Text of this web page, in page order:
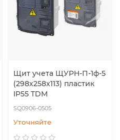
Щит учета ЩУРН-П-1ф-5
(298х258х113) пластик
IP55 TDM
SQ0906-0505
Уточняйте